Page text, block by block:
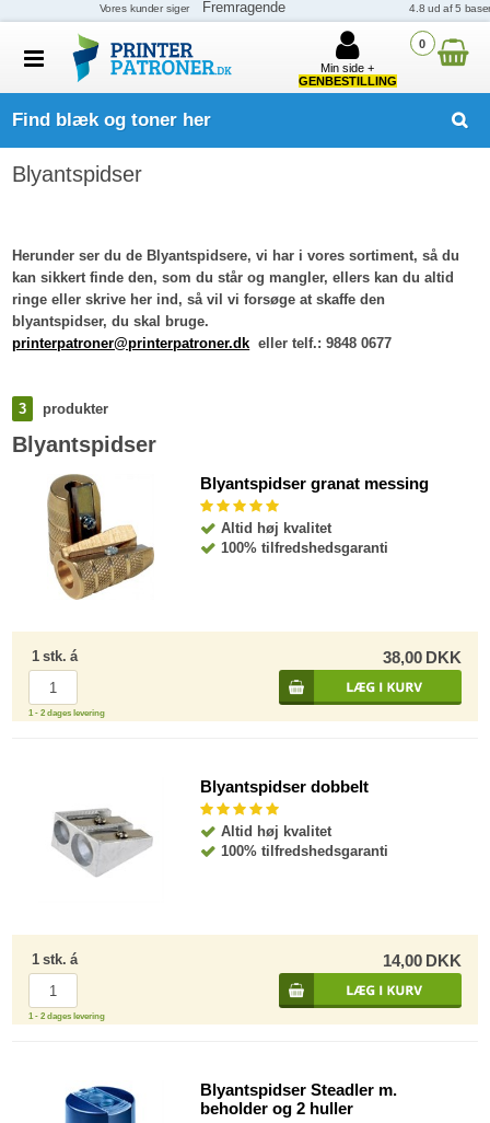
0
Min side +
GENBESTILLING
Find blæk og toner her
Blyantspidser
Herunder ser du de Blyantspidsere, vi har i vores sortiment, så du
kan sikkert finde den, som du står og mangler, ellers kan du altid
ringe eller skrive her ind, så vil vi forsøge at skaffe den
blyantspidser, du skal bruge.
printerpatroner@printerpatroner.dk eller telf.: 9848 0677
3 produkter
Blyantspidser
Blyantspidser granat messing
Altid høj kvalitet
100% tilfredshedsgaranti
1 stk. á 38,00 DKK
1 - 2 dages levering
Blyantspidser dobbelt
Altid høj kvalitet
100% tilfredshedsgaranti
1 stk. á 14,00 DKK
1 - 2 dages levering
Blyantspidser Steadler m.
beholder og 2 huller